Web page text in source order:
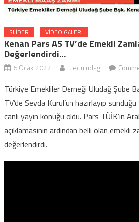
SLIDER VİDEO GALERİ
Kenan Pars AS TV’de Emekli
Değerlendirdi…
6 Ocak 2022 tueduludag
Türkiye Emekliler Derneği Uludağ Şube
TV’de Sevda Kurul’un hazırlayıp
canlı yayın konuğu oldu. Pars TÜİK’in
açıklamasının ardından belli olan emekli
değerlendirdi.